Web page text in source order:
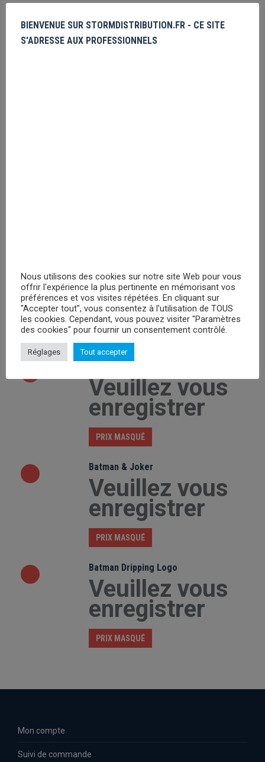
Produits similaires
Veuillez vous
enregistrer
PRIX MASQUÉ
Veuillez vous
enregistrer
PRIX MASQUÉ
Batman & Joker
Veuillez vous
enregistrer
PRIX MASQUÉ
Batman Dripping Logo
Veuillez vous
enregistrer
PRIX MASQUÉ
Mon compte
Suivi de commande
BIENVENUE SUR STORMDISTRIBUTION.FR - CE SITE
S'ADRESSE AUX PROFESSIONNELS
Nous utilisons des cookies sur notre site Web pour vous
offrir l'expérience la plus pertinente en mémorisant vos
préférences et vos visites répétées. En cliquant sur
"Accepter tout", vous consentez à l'utilisation de TOUS
les cookies. Cependant, vous pouvez visiter "Paramètres
des cookies" pour fournir un consentement contrôlé.
Réglages Tout accepter